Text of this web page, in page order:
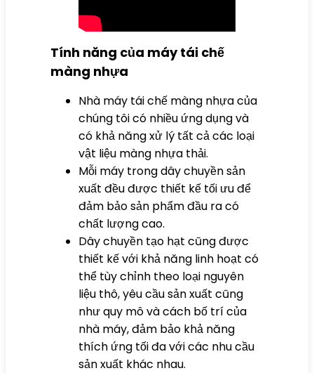
Tính năng của máy tái chế
màng nhựa
Nhà máy tái chế màng nhựa của
chúng tôi có nhiều ứng dụng và
có khả năng xử lý tất cả các loại
vật liệu màng nhựa thải.
Mỗi máy trong dây chuyền sản
xuất đều được thiết kế tối ưu để
đảm bảo sản phẩm đầu ra có
chất lượng cao.
Dây chuyền tạo hạt cũng được
thiết kế với khả năng linh hoạt có
thể tùy chỉnh theo loại nguyên
liệu thô, yêu cầu sản xuất cũng
như quy mô và cách bố trí của
nhà máy, đảm bảo khả năng
thích ứng tối đa với các nhu cầu
sản xuất khác nhau.